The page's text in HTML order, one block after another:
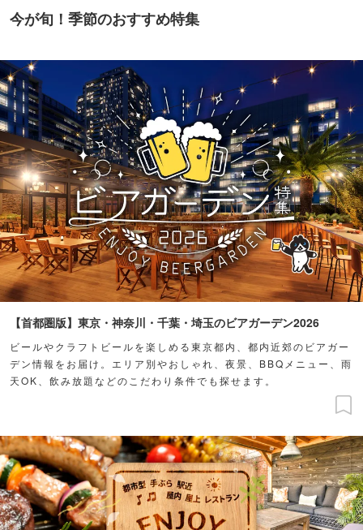
今が旬！季節のおすすめ特集
【首都圏版】東京・神奈川・千葉・埼玉のビアガーデン2026
ビールやクラフトビールを楽しめる東京都内、都内近郊のビアガー
デン情報をお届け。エリア別やおしゃれ、夜景、BBQメニュー、雨
天OK、飲み放題などのこだわり条件でも探せます。